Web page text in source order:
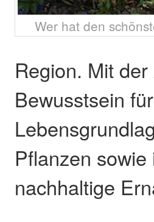
Wer hat den
Region. Mit
Bewusstsein
Pflanzen
nachhaltige